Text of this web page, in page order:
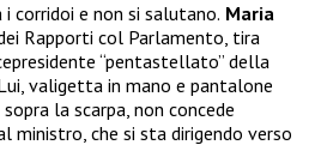
corridoi e non si salutano. Maria
Rapporti col Parlamento, tira
“pentastellato” della
valigetta in mano e pantalone
la scarpa, non concede
ministro, che si sta dirigendo verso